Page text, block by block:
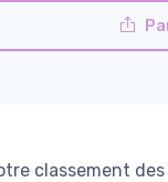
classement